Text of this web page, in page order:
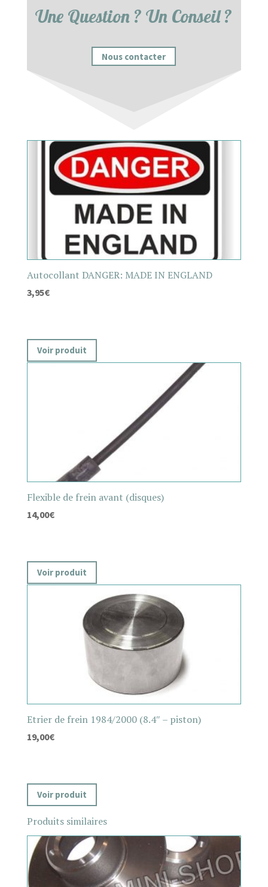
Une Question ? Un Conseil ?
Nous contacter
Autocollant DANGER: MADE IN ENGLAND
3,95€
Voir produit
Flexible de frein avant (disques)
14,00€
Voir produit
Etrier de frein 1984/2000 (8.4″ – piston)
19,00€
Voir produit
Produits similaires